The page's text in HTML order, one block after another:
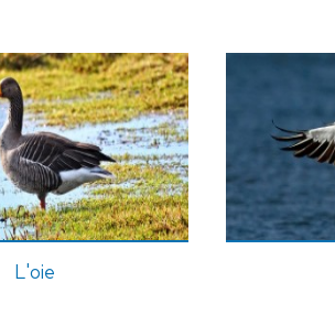
L'oie